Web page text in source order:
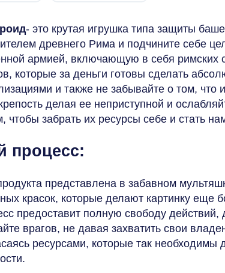
- это крутая игрушка типа защиты
древнего Рима и подчините себе
армией, включающую в себя римских
которые за деньги готовы сделать
и также не забывайте о том, что
делая ее неприступной и
чтобы забрать их ресурсы себе и стать
процесс:
представлена в забавном
красок, которые делают картинку еще
предоставит полную свободу действий,
врагов, не давая захватить свои
ресурсами, которые так необходимы